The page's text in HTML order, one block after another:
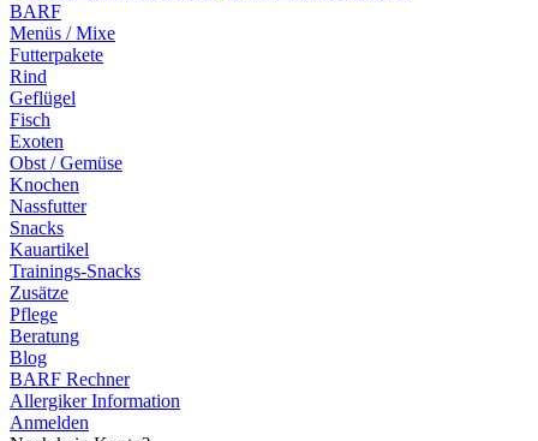
BARF
Menüs / Mixe
Futterpakete
Rind
Geflügel
Fisch
Exoten
Obst / Gemüse
Knochen
Nassfutter
Snacks
Kauartikel
Trainings-Snacks
Zusätze
Pflege
Beratung
Blog
BARF Rechner
Allergiker Information
Anmelden